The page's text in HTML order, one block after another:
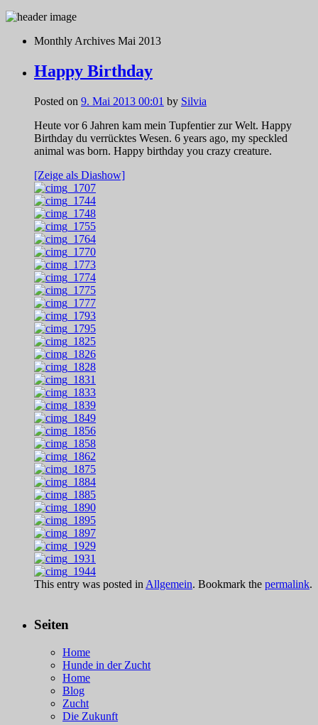
Monthly Archives Mai 2013
Happy Birthday
Posted on 9. Mai 2013 00:01 by Silvia
Heute vor 6 Jahren kam mein Tupfentier zur Welt. Happy
Birthday du verrücktes Wesen. 6 years ago, my speckled
animal was born. Happy birthday you crazy creature.
[Zeige als Diashow]
This entry was posted in Allgemein. Bookmark the permalink.
Seiten
Home
Hunde in der Zucht
Home
Blog
Zucht
Die Zukunft